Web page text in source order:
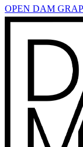
OPEN DAM